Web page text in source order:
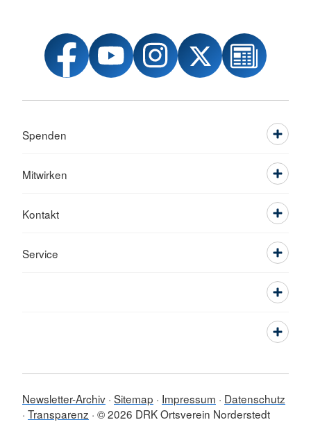
Spenden
Mitwirken
Kontakt
Service
Newsletter-Archiv Sitemap Impressum
Datenschutz
Transparenz © 2026 DRK Ortsverein Norderstedt